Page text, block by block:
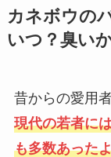
カネボウの
いつ？臭い
昔からの愛用
現代の若者に
も多数あった